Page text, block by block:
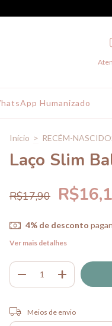
Humanizado
Início > RECÉM-
Laço Slim
R$17,90
4% de desconto
Ver mais detalhes
Entregas para o CEP:
Meios de envio